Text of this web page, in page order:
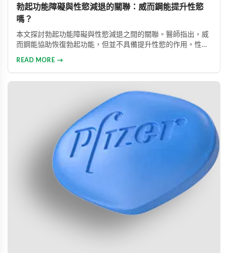
勃起功能障礙與性慾減退的關聯：威而鋼能提升性慾
嗎？
本文探討勃起功能障礙與性慾減退之間的關聯。醫師指出，威
而鋼能協助恢復勃起功能，但並不具備提升性慾的作用。性慾
式有效治療。
READ MORE →